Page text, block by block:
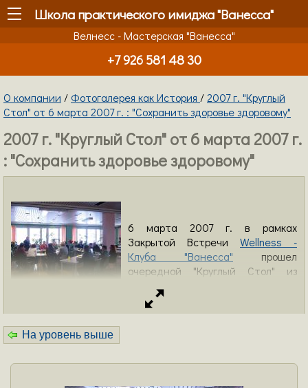
Школа практического имиджа "Ванесса"
Велнесс - Мастерская "Ванесса"
+7 926 581 48 30
О компании /Фотогалерея как История /2007 г. "Круглый
Стол" от 6 марта 2007 г. : "Сохранить здоровье здоровому"
2007 г. "Круглый Стол" от 6 марта 2007 г.
: "Сохранить здоровье здоровому"
6 марта 2007 г. в рамках
Закрытой Встречи Wellness -
Клуба "Ванесса" прошел
очередной "Круглый Стол" из
фундаментально!" Встреча проходила на базе
укрепление здоровья здоровых на 2003 - 2010 гг".
совместно с автором концепции данной Программы -
На уровень выше